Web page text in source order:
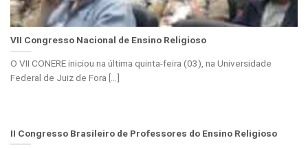
VII Congresso Nacional de Ensino Religioso
O VII CONERE iniciou na última quinta-feira (03), na Universidade
Federal de Juiz de Fora [...]
II Congresso Brasileiro de Professores do Ensino Religioso